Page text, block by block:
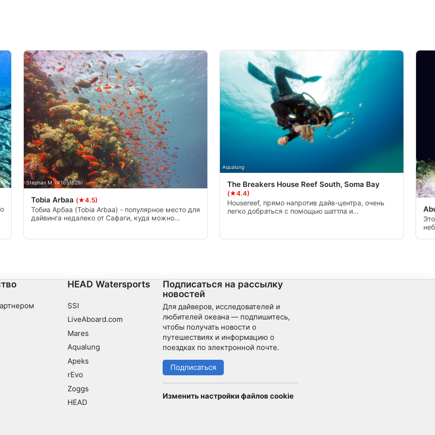
Stephan M. (#1651629)
Tobia Arbaa (★4.5)
Тобиа Арбаа (Tobia Arbaa) - популярное место для
дайвинга недалеко от Сафаги, куда можно
Aqualung
The Breakers House Reef South, Soma Bay
(★4.4)
Housereef, прямо напротив дайв-центра, очень
легко добраться с помощью шаттла и
HEAD Watersports
SSI
LiveAboard.com
Mares
Aqualung
Apeks
rEvo
Zoggs
HEAD
Подписаться на рассылку
новостей
Для дайверов, исследователей и
любителей океана — подпишитесь,
чтобы получать новости о
путешествиях и информацию о
поездках по электронной почте.
Подписаться
Изменить настройки файлов cookie
данных из разных
информации